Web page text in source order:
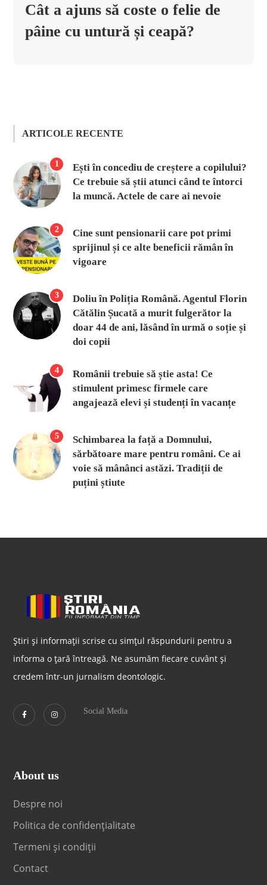
Cât a ajuns să coste o felie de
pâine cu untură și ceapă?
ARTICOLE RECENTE
1
Ești în concediu de creștere a copilului?
Ce trebuie să știi atunci când te întorci
la muncă. Actele de care ai nevoie
2
Cine sunt pensionarii care pot primi
sprijinul și ce alte beneficii rămân în
vigoare
3
Doliu în Poliția Română. Agentul Florin
Cătălin Șucată a murit fulgerător la
doar 44 de ani, lăsând în urmă o soție și
doi copii
4
Românii trebuie să știe asta! Ce
stimulent primesc firmele care
angajează elevi și studenți în vacanțe
5
Schimbarea la față a Domnului,
sărbătoare mare pentru români. Ce ai
voie să mânânci astăzi. Tradiții de
puțini știute
Știri și informații scrise cu simțul răspundurii pentru a
informa o țară întreagă. Ne asumăm fiecare cuvânt și
credem într-un jurnalism deontologic.
Social Media
About us
Despre noi
Politica de confidențialitate
Termeni și condiții
Contact